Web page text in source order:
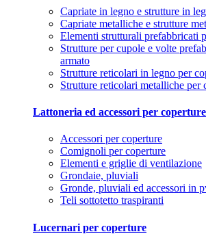
Capriate in legno e strutture in
Capriate metalliche e strutture
Elementi strutturali prefabbricati
Strutture per cupole e volte
armato
Strutture reticolari in legno per
Strutture reticolari metalliche per
Lattoneria ed accessori per coperture
Accessori per coperture
Comignoli per coperture
Elementi e griglie di ventilazione
Grondaie, pluviali
Gronde, pluviali ed accessori in
Teli sottotetto traspiranti
Lucernari per coperture